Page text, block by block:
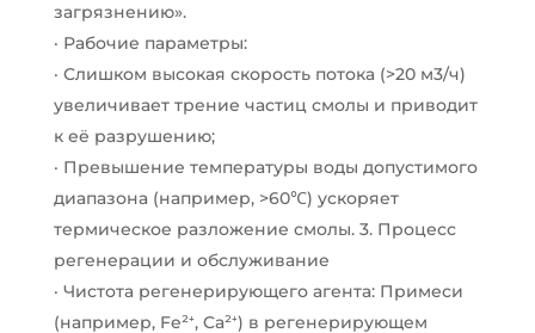
загрязнению».
· Рабочие параметры:
· Слишком высокая скорость потока (>20 м3/ч)
увеличивает трение частиц смолы и приводит
к её разрушению;
· Превышение температуры воды допустимого
диапазона (например, >60℃) ускоряет
термическое разложение смолы. 3. Процесс
регенерации и обслуживание
· Чистота регенерирующего агента: Примеси
(например, Fe²⁺, Ca²⁺) в регенерирующем